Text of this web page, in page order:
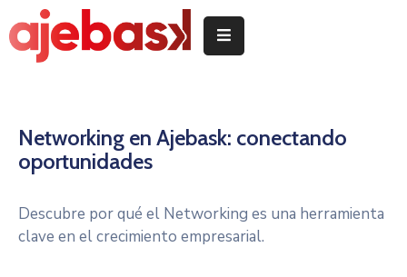
Delegeciones
Quiénes
somos
Networking en Ajebask: conectando
oportunidades
Descubre por qué el Networking es una herramienta
clave en el crecimiento empresarial.